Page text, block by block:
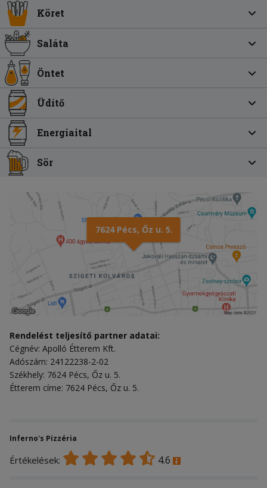
Köret
Saláta
Öntet
Üdítő
Energiaital
Sör
7624 Pécs, Őz u. 5.
Rendelést teljesítő partner adatai:
Cégnév: Apolló Étterem Kft.
Adószám: 24122238-2-02
Székhely: 7624 Pécs, Őz u. 5.
Étterem címe: 7624 Pécs, Őz u. 5.
Inferno's Pizzéria
Értékelések: 4.6